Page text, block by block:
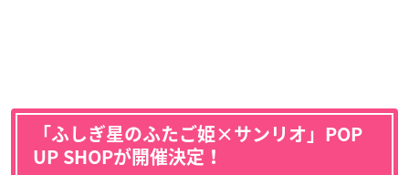
「ふしぎ星のふたご姫×サンリオ」POP
UP SHOPが開催決定！